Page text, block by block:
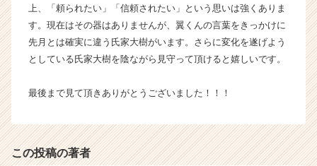
上、「頼られたい」「信頼されたい」という思いは強くありま
す。現在はその器はありませんが、翼くんの言葉をきっかけに
先月とは確実に違う氏家大樹がいます。さらに変化を遂げよう
としている氏家大樹を陰ながら見守って頂けると嬉しいです。
最後まで見て頂きありがとうございました！！！
この投稿の著者